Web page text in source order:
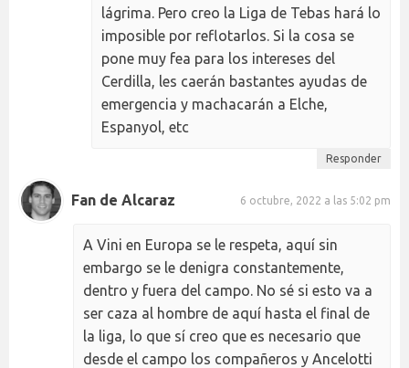
lágrima. Pero creo la Liga de Tebas hará lo
imposible por reflotarlos. Si la cosa se
pone muy fea para los intereses del
Cerdilla, les caerán bastantes ayudas de
emergencia y machacarán a Elche,
Espanyol, etc
Responder
Fan de Alcaraz 6 octubre, 2022 a las 5:02 pm
A Vini en Europa se le respeta, aquí sin
embargo se le denigra constantemente,
dentro y fuera del campo. No sé si esto va a
ser caza al hombre de aquí hasta el final de
la liga, lo que sí creo que es necesario que
desde el campo los compañeros y Ancelotti